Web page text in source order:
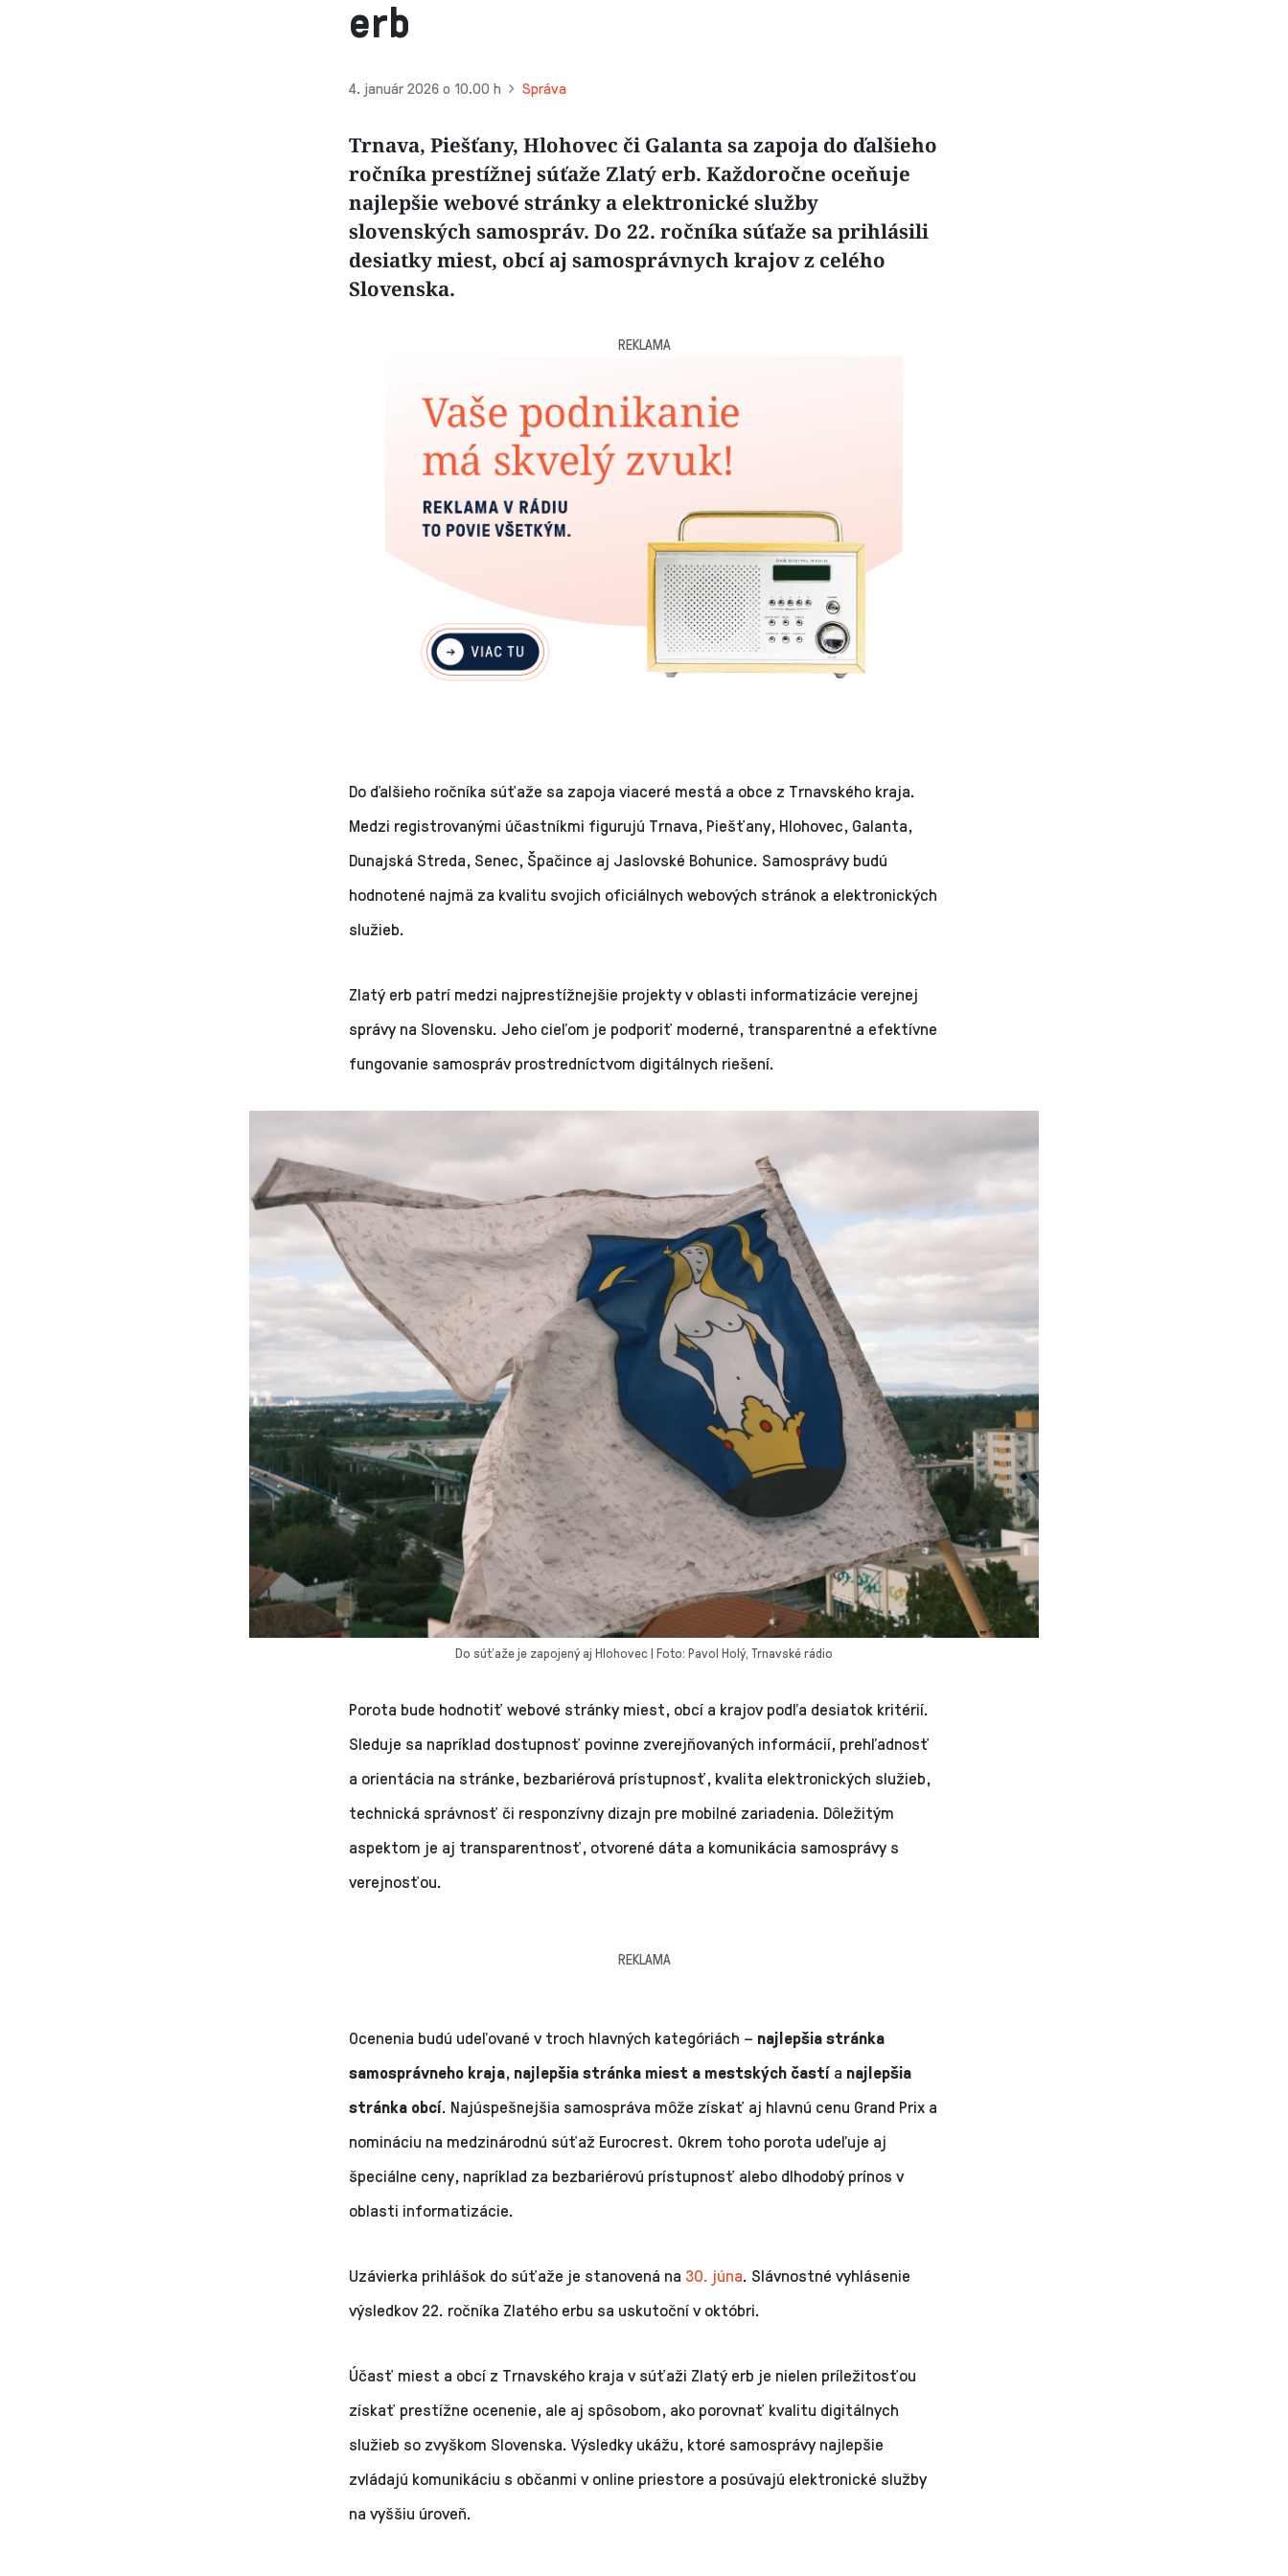
erb
4. január 2026 o 10.00 h Správa
Trnava, Piešťany, Hlohovec či Galanta sa zapoja do ďalšieho
ročníka prestížnej súťaže Zlatý erb. Každoročne oceňuje
najlepšie webové stránky a elektronické služby
slovenských samospráv. Do 22. ročníka súťaže sa prihlásili
desiatky miest, obcí aj samosprávnych krajov z celého
Slovenska.
REKLAMA
Do ďalšieho ročníka súťaže sa zapoja viaceré mestá a obce z Trnavského kraja.
Medzi registrovanými účastníkmi figurujú Trnava, Piešťany, Hlohovec, Galanta,
Dunajská Streda, Senec, Špačince aj Jaslovské Bohunice. Samosprávy budú
hodnotené najmä za kvalitu svojich oficiálnych webových stránok a elektronických
služieb.
Zlatý erb patrí medzi najprestížnejšie projekty v oblasti informatizácie verejnej
správy na Slovensku. Jeho cieľom je podporiť moderné, transparentné a efektívne
fungovanie samospráv prostredníctvom digitálnych riešení.
Do súťaže je zapojený aj Hlohovec | Foto: Pavol Holý, Trnavské rádio
Porota bude hodnotiť webové stránky miest, obcí a krajov podľa desiatok kritérií.
Sleduje sa napríklad dostupnosť povinne zverejňovaných informácií, prehľadnosť
a orientácia na stránke, bezbariérová prístupnosť, kvalita elektronických služieb,
technická správnosť či responzívny dizajn pre mobilné zariadenia. Dôležitým
aspektom je aj transparentnosť, otvorené dáta a komunikácia samosprávy s
verejnosťou.
REKLAMA
Ocenenia budú udeľované v troch hlavných kategóriách – najlepšia stránka
samosprávneho kraja, najlepšia stránka miest a mestských častí a najlepšia
stránka obcí. Najúspešnejšia samospráva môže získať aj hlavnú cenu Grand Prix a
nomináciu na medzinárodnú súťaž Eurocrest. Okrem toho porota udeľuje aj
špeciálne ceny, napríklad za bezbariérovú prístupnosť alebo dlhodobý prínos v
oblasti informatizácie.
Uzávierka prihlášok do súťaže je stanovená na 30. júna. Slávnostné vyhlásenie
výsledkov 22. ročníka Zlatého erbu sa uskutoční v októbri.
Účasť miest a obcí z Trnavského kraja v súťaži Zlatý erb je nielen príležitosťou
získať prestížne ocenenie, ale aj spôsobom, ako porovnať kvalitu digitálnych
služieb so zvyškom Slovenska. Výsledky ukážu, ktoré samosprávy najlepšie
zvládajú komunikáciu s občanmi v online priestore a posúvajú elektronické služby
na vyššiu úroveň.